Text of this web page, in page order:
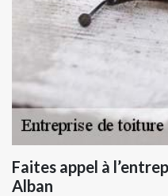
Faites appel à
Alban